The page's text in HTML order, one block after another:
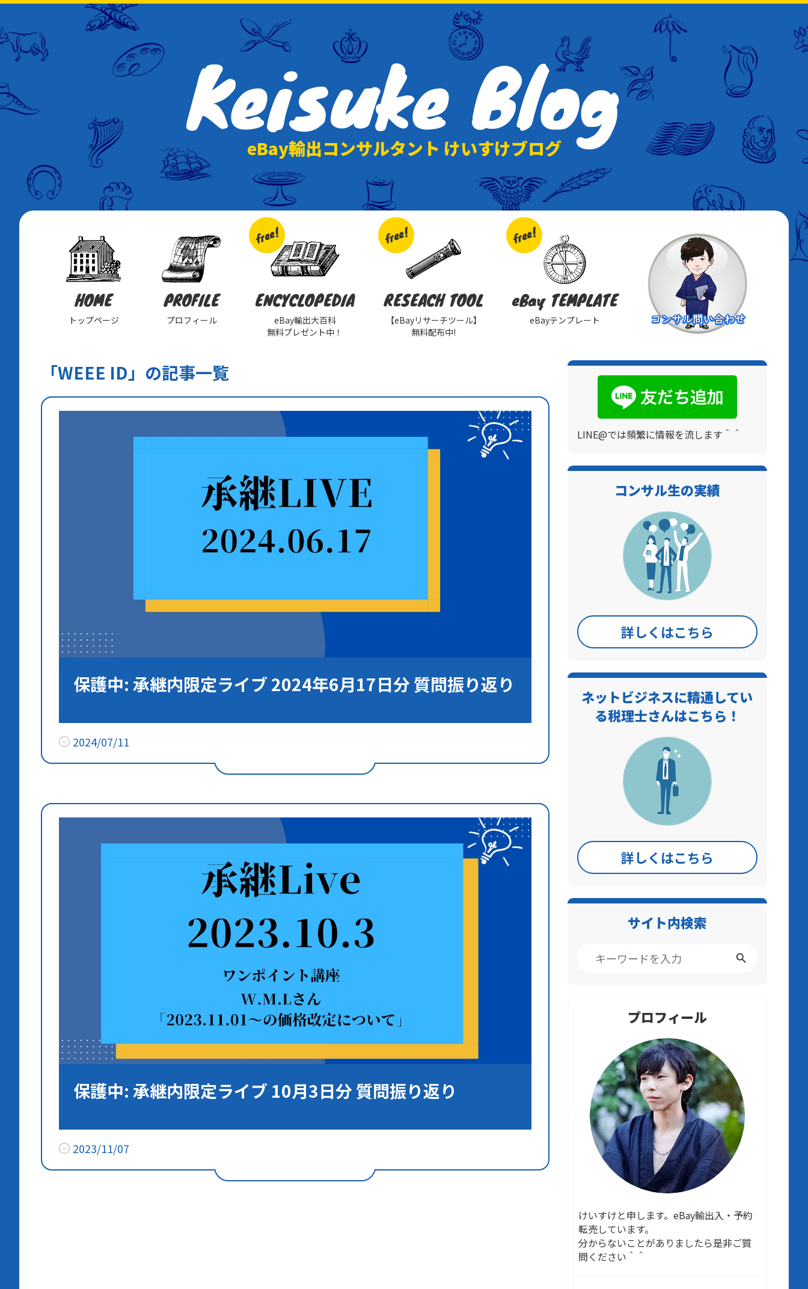
KeisukeBlog
eBay輸出コンサルタント けいすけブログ
HOME
トップページ
PROFILE
プロフィール
ENCYCLOPEDIA
eBay輸出大百科
無料プレゼント中！
free!
RESEACH TOOL
【eBayリサーチツール】
無料配布中!
free!
eBay TEMPLATE
eBayテンプレート
free!
「WEEE ID」の記事一覧
保護中: 承継内限定ライブ 2024年6月17日分 質問振り返り
2024/07/11
保護中: 承継内限定ライブ 10月3日分 質問振り返り
2023/11/07
LINE@では頻繁に情報を流します＾＾
コンサル生の実績
詳しくはこちら
ネットビジネスに精通してい
る税理士さんはこちら！
詳しくはこちら
サイト内検索
プロフィール
けいすけと申します。eBay輸出入・予約
転売しています。
分からないことがありましたら是非ご質
問ください＾＾